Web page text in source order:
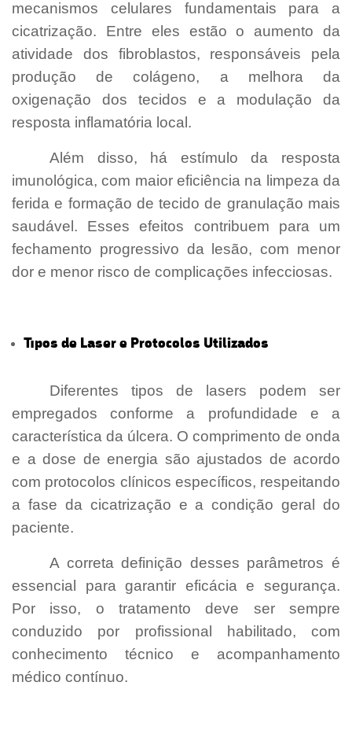
mecanismos celulares fundamentais para a
cicatrização. Entre eles estão o aumento da
atividade dos fibroblastos, responsáveis pela
produção de colágeno, a melhora da
oxigenação dos tecidos e a modulação da
resposta inflamatória local.
Além disso, há estímulo da resposta
imunológica, com maior eficiência na limpeza da
ferida e formação de tecido de granulação mais
saudável. Esses efeitos contribuem para um
fechamento progressivo da lesão, com menor
dor e menor risco de complicações infecciosas.
Tipos de Laser e Protocolos Utilizados
Diferentes tipos de lasers podem ser
empregados conforme a profundidade e a
característica da úlcera. O comprimento de onda
e a dose de energia são ajustados de acordo
com protocolos clínicos específicos, respeitando
a fase da cicatrização e a condição geral do
paciente.
A correta definição desses parâmetros é
essencial para garantir eficácia e segurança.
Por isso, o tratamento deve ser sempre
conduzido por profissional habilitado, com
conhecimento técnico e acompanhamento
médico contínuo.